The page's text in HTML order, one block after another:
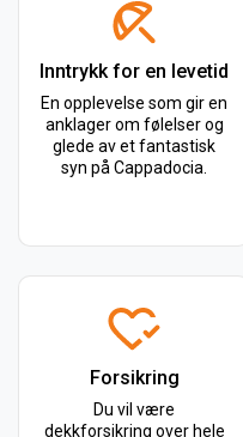
Inntrykk for en levetid
En opplevelse som gir en
anklager om følelser og
glede av et fantastisk
syn på Cappadocia.
Forsikring
Du vil være
dekkforsikring over hele